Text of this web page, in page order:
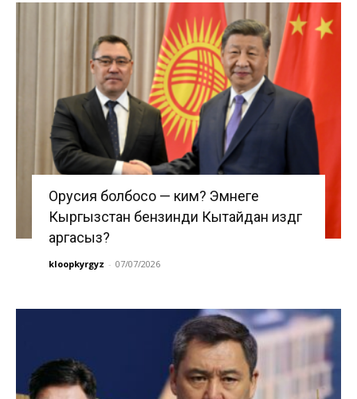
Орусия болбосо — ким? Эмнеге
Кыргызстан бензинди Кытайдан издөөгө
аргасыз?
kloopkyrgyz - 07/07/2026